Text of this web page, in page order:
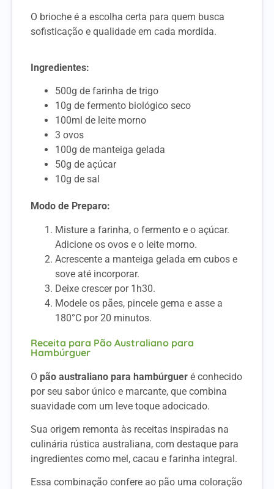
O brioche é a escolha certa para quem busca
sofisticação e qualidade em cada mordida.
Ingredientes:
500g de farinha de trigo
10g de fermento biológico seco
100ml de leite morno
3 ovos
100g de manteiga gelada
50g de açúcar
10g de sal
Modo de Preparo:
Misture a farinha, o fermento e o açúcar.
Adicione os ovos e o leite morno.
Acrescente a manteiga gelada em cubos e
sove até incorporar.
Deixe crescer por 1h30.
Modele os pães, pincele gema e asse a
180°C por 20 minutos.
Receita para Pão Australiano para
Hambúrguer
O pão australiano para hambúrguer é conhecido
por seu sabor único e marcante, que combina
suavidade com um leve toque adocicado.
Sua origem remonta às receitas inspiradas na
culinária rústica australiana, com destaque para
ingredientes como mel, cacau e farinha integral.
Essa combinação confere ao pão uma coloração